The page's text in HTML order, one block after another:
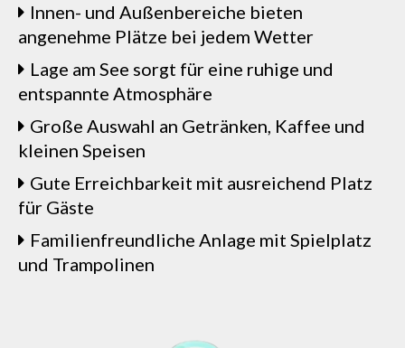
Innen- und Außenbereiche bieten
angenehme Plätze bei jedem Wetter
Lage am See sorgt für eine ruhige und
entspannte Atmosphäre
Große Auswahl an Getränken, Kaffee und
kleinen Speisen
Gute Erreichbarkeit mit ausreichend Platz
für Gäste
Familienfreundliche Anlage mit Spielplatz
und Trampolinen